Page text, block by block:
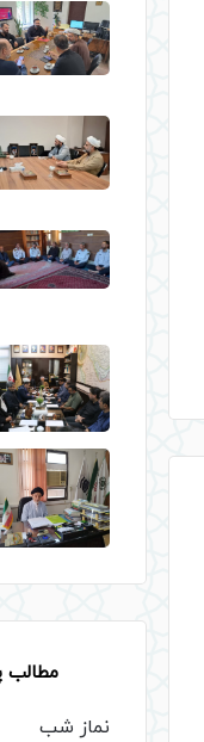
مطالب
نماز شب